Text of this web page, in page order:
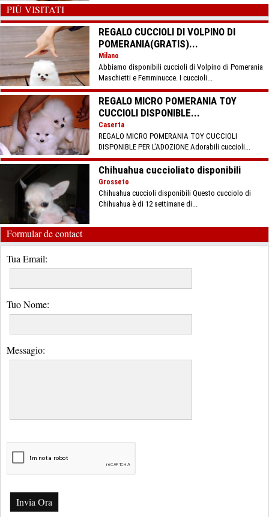
PIÙ VISITATI
REGALO CUCCIOLI DI VOLPINO DI
POMERANIA(GRATIS)...
Milano
Abbiamo disponibili cuccioli di Volpino di Pomerania
Maschietti e Femminucce. I cuccioli...
REGALO MICRO POMERANIA TOY
CUCCIOLI DISPONIBLE...
Caserta
REGALO MICRO POMERANIA TOY CUCCIOLI
DISPONIBLE PER L'ADOZIONE Adorabili cuccioli...
Chihuahua cuccioliato disponibili
Grosseto
Chihuahua cuccioli disponibili Questo cucciolo di
Chihuahua è di 12 settimane di...
Formular de contact
Tua Email:
Tuo Nome:
Messagio:
Invia Ora